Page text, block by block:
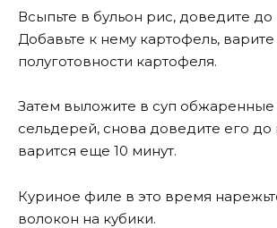
Всыпьте в бульон рис, доведите до
Добавьте к нему картофель,
полуготовности картофеля.
Затем выложите в суп
сельдерей, снова доведите его до
варится еще 10 минут.
Куриное филе в это время
волокон на кубики.